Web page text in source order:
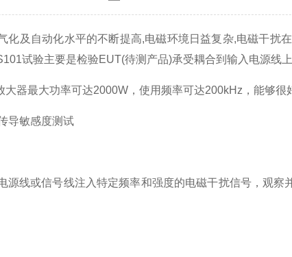
化及自动化水平的不断提高,电磁环境日益复杂,电磁干扰
试验主要是检验EUT(待测产品)承受耦合到输入电源线上
大器最大功率可达2000W，使用频率可达200kHz，能够很
导敏感度测试
源线或信号线注入特定频率和强度的电磁干扰信号，观